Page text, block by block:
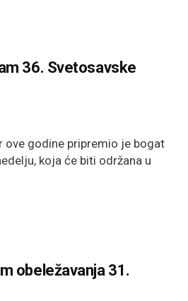
36. Svetosavske
ove godine pripremio je bogat
koja će biti održana u
obeležavanja 31.